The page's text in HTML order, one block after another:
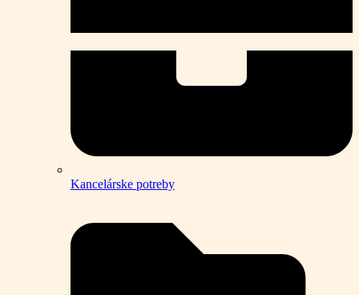
Kancelárske potreby